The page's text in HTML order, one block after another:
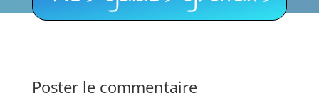
Poster le commentaire